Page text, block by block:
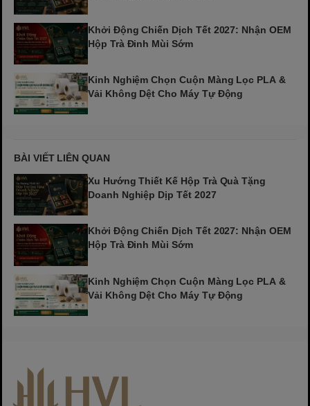
Khởi Động Chiến Dịch Tết 2027: Nhận OEM
Hộp Trà Đinh Mùi Sớm
Kinh Nghiệm Chọn Cuộn Màng Lọc PLA &
Vải Không Dệt Cho Máy Tự Động
BÀI VIẾT LIÊN QUAN
Xu Hướng Thiết Kế Hộp Trà Quà Tặng
Doanh Nghiệp Dịp Tết 2027
Khởi Động Chiến Dịch Tết 2027: Nhận OEM
Hộp Trà Đinh Mùi Sớm
Kinh Nghiệm Chọn Cuộn Màng Lọc PLA &
Vải Không Dệt Cho Máy Tự Động